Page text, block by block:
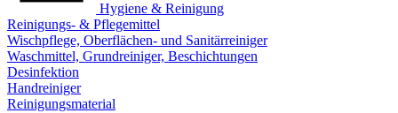
Hygiene & Reinigung
Reinigungs- & Pflegemittel
Wischpflege, Oberflächen- und Sanitärreiniger
Waschmittel, Grundreiniger, Beschichtungen
Desinfektion
Handreiniger
Reinigungsmaterial